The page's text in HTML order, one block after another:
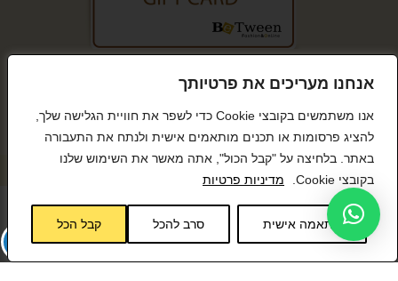
אנחנו מעריכים את פרטיותך
אנו משתמשים בקובצי Cookie כדי לשפר את חוויית הגלישה שלך,
להציג פרסומות או תכנים מותאמים אישית ולנתח את התעבורה
באתר. בלחיצה על "קבל הכול", אתה מאשר את השימוש שלנו
בקובצי Cookie.
מדיניות פרטיות
התאמה אישית סרב להכל קבל הכל
קנייה מאובטחת